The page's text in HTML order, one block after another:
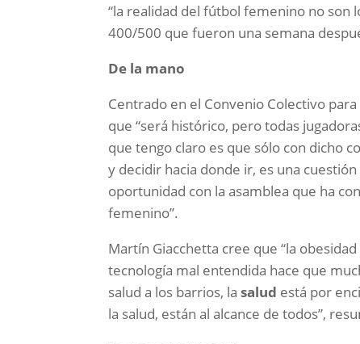
“la realidad del fútbol femenino no
400/500 que fueron una semana
De la mano
Centrado en el Convenio Colectivo
que “será histórico, pero todas
que tengo claro es que sólo con dicho
y decidir hacia donde ir, es una cuestión
oportunidad con la asamblea que ha
femenino”.
Martín Giacchetta cree que “la
tecnología mal entendida hace que
salud a los barrios, lasalud está por
la salud, están al alcance de todos”,